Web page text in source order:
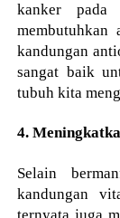
kanker pada
membutuhkan
kandungan
sangat baik
tubuh kita
4.
Selain
kandungan